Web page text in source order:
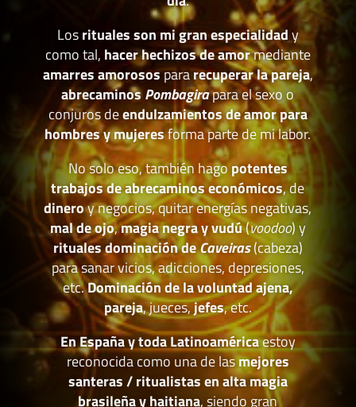
Losrituales son mi gran especialidady
como tal, hacer hechizos de amormediante
amarres amorosospararecuperar la pareja,
abrecaminosPombagirapara el sexo o
conjuros deendulzamientos de amor para
hombres y mujeresforma parte de mi labor.
No solo eso, también hagopotentes
trabajos de abrecaminos económicos, de
dineroy negocios, quitar energías negativas,
mal de ojo,magia negra y vudú(voodoo) y
rituales dominación deCaveiras(cabeza)
para sanar vicios, adicciones, depresiones,
etc.Dominación de la voluntad ajena,
pareja, jueces,jefes, etc.
En España y toda Latinoaméricaestoy
reconocida como una de lasmejores
santeras / ritualistas en alta magia
brasileña y haitiana, siendo gran